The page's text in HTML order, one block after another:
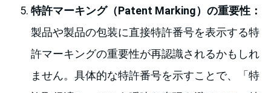
特許マーキング（Patent Marking）の重要性：
製品や製品の包装に直接特許番号を表示する特
許マーキングの重要性が再認識されるかもしれ
ません。具体的な特許番号を示すことで、「特